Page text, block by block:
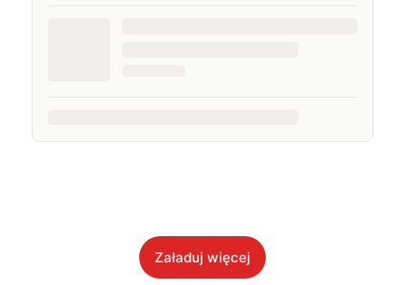
Załaduj więcej